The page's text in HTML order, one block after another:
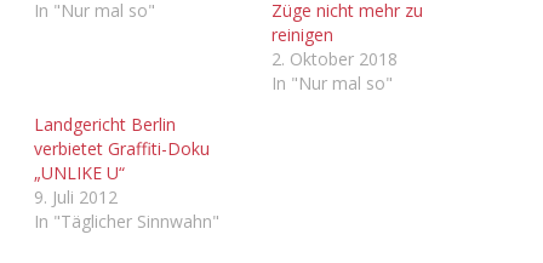
In "Nur mal so"
Züge nicht mehr zu
reinigen
2. Oktober 2018
In "Nur mal so"
Landgericht Berlin
verbietet Graffiti-Doku
„UNLIKE U“
9. Juli 2012
In "Täglicher Sinnwahn"